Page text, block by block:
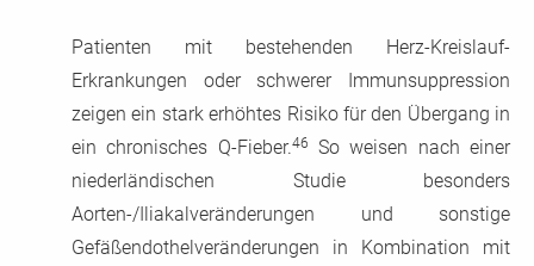
Patienten mit bestehenden Herz-Kreislauf-
Erkrankungen oder schwerer Immunsuppression
zeigen ein stark erhöhtes Risiko für den Übergang in
ein chronisches Q-Fieber.46
So weisen nach einer
niederländischen Studie besonders
Aorten-/Iliakalveränderungen und sonstige
Gefäßendothelveränderungen in Kombination mit